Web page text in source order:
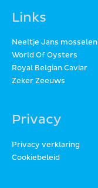
Links
Neeltje Jans mosselen
World Of Oysters
Royal Belgian Caviar
Zeker Zeeuws
Privacy
Privacy verklaring
Cookiebeleid